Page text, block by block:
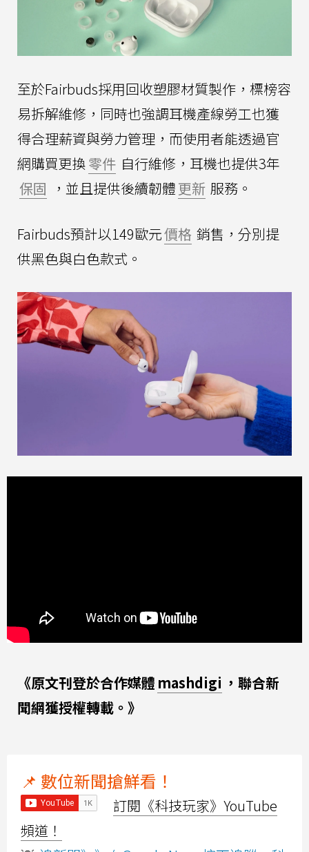
至於Fairbuds採用回收塑膠材質製作，標榜容
易拆解維修，同時也強調耳機產線勞工也獲
得合理薪資與勞力管理，而使用者能透過官
網購買更換零件 自行維修，耳機也提供3年
保固 ，並且提供後續韌體更新 服務。
Fairbuds預計以149歐元價格 銷售，分別提
供黑色與白色款式。
《原文刊登於合作媒體 mashdigi ，聯合新
聞網獲授權轉載。》
📌 數位新聞搶鮮看！
訂閱《科技玩家》YouTube
頻道！